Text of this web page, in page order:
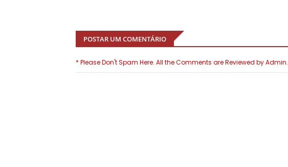
POSTAR UM COMENTÁRIO
* Please Don't Spam Here. All the Comments are Reviewed by Admin.